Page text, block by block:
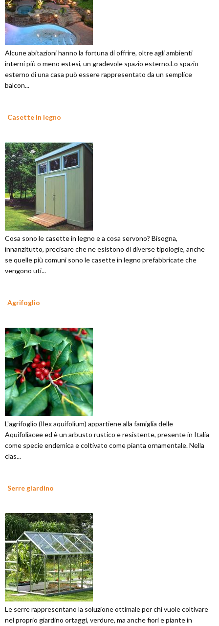
Alcune abitazioni hanno la fortuna di offrire, oltre agli ambienti
interni più o meno estesi, un gradevole spazio esterno.Lo spazio
esterno di una casa può essere rappresentato da un semplice
balcon...
Casette in legno
Cosa sono le casette in legno e a cosa servono? Bisogna,
innanzitutto, precisare che ne esistono di diverse tipologie, anche
se quelle più comuni sono le casette in legno prefabbricate che
vengono uti...
Agrifoglio
L'agrifoglio (Ilex aquifolium) appartiene alla famiglia delle
Aquifoliacee ed è un arbusto rustico e resistente, presente in Italia
come specie endemica e coltivato come pianta ornamentale. Nella
clas...
Serre giardino
Le serre rappresentano la soluzione ottimale per chi vuole coltivare
nel proprio giardino ortaggi, verdure, ma anche fiori e piante in